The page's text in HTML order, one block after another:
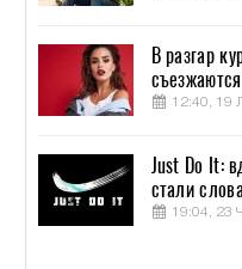
В разгар
12:40, 19
Just Do It:
стали
19:04, 23